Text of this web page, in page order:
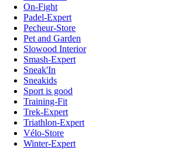
On-Fight
Padel-Expert
Pecheur-Store
Pet and Garden
Slowood Interior
Smash-Expert
Sneak'In
Sneakids
Sport is good
Training-Fit
Trek-Expert
Triathlon-Expert
Vélo-Store
Winter-Expert